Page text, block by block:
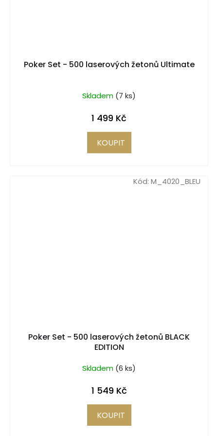
Poker Set - 500 laserových žetonů Ultimate
Skladem (7 ks)
1 499 Kč
KOUPIT
Poker Set - 500 laserových žetonů BLACK
EDITION
Kód: M_4020_BLEU
Skladem (6 ks)
1 549 Kč
KOUPIT